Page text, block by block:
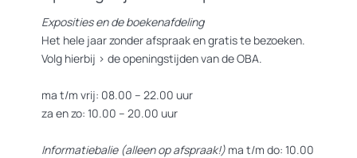
Exposities en de boekenafdeling
Het hele jaar zonder afspraak en gratis te bezoeken.
Volg hierbij > de openingstijden van de OBA.
ma t/m vrij: 08.00 – 22.00 uur
za en zo: 10.00 – 20.00 uur
Informatiebalie (alleen op afspraak!) ma t/m do: 10.00